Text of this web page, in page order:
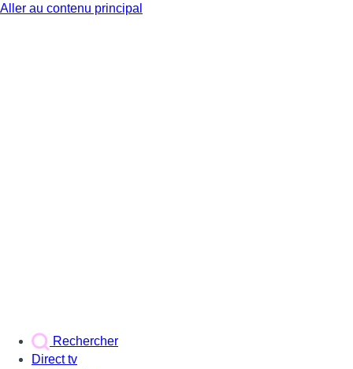
Aller au contenu principal
Rechercher
Direct tv